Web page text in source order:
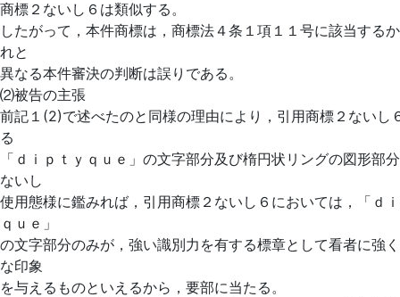
商標２ないし６は類似する。
したがって，本件商標は，商標法４条１項１１号に該当する
れと
異なる本件審決の判断は誤りである。
⑵被告の主張
前記１(2)で述べたのと同様の理由により，引用商標２ないし
る
「ｄｉｐｔｙｑｕｅ」の文字部分及び楕円状リングの図形部
ないし
使用態様に鑑みれば，引用商標２ないし６においては，「ｄ
ｑｕｅ」
の文字部分のみが，強い識別力を有する標章として看者に強
な印象
を与えるものといえるから，要部に当たる。